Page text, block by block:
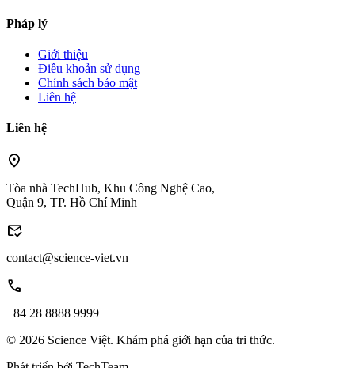
Pháp lý
Giới thiệu
Điều khoản sử dụng
Chính sách bảo mật
Liên hệ
Liên hệ
location_on
Tòa nhà TechHub, Khu Công Nghệ Cao,
Quận 9, TP. Hồ Chí Minh
mark_email_read
contact@science-viet.vn
call
+84 28 8888 9999
© 2026 Science Việt. Khám phá giới hạn của tri thức.